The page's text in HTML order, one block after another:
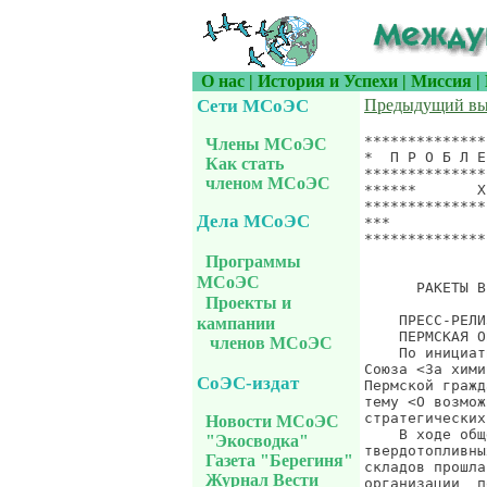
О нас | История и Успехи | Миссия |
Сети МСоЭС
Члены МСоЭС
Как стать
членом МСоЭС
Дела МСоЭС
Программы
МСоЭС
Проекты и
кампании
членов МСоЭС
СоЭС-издат
Новости МСоЭС
"Экосводка"
Газета "Берегиня"
Журнал Вести
Предыдущий
*******************************************************************
*  П Р О Б Л Е М Ы  Х И М И Ч Е С К О Й  Б Е З О П А С Н О С Т И  *
*******************************************************************
******       Х И М И Я * И * В О Й Н А       **********************
*******************************************************************
***                      Сообщение CHEM&WAR.488, 24 июля 2003 г. **
*******************************************************************
                                               Ракетное разоружение

      РАКЕТЫ В ПЕРМИ: КРУГЛЫЙ СТОЛ И ЕГО ОТОБРАЖЕНИЕ В ПРЕССЕ

    ПРЕСС-РЕЛИЗ ОРГАНИЗАТОРОВ
    ПЕРМСКАЯ ОБЩЕСТВЕННОСТЬ ТРЕБУЕТ ЯСНОСТИ ВОКРУГ УТИЛИЗАЦИИ РАКЕТ
    По инициативе общественных организаций - Пермского отделения
Союза <За химическую безопасность>, группы <Зеленая Эйкумена> и
Пермской гражданской палаты - 10 июля состоялся <круглый стол> на
тему <О возможности проведения референдума по ликвидации
стратегических твердотопливных ракет в Перми>.
    В ходе общего разговора стало ясно: первая стадия утилизации
твердотопливных ракет в Перми, а именно выбор площадки для строительства
складов прошла в обстановке полной секретности. Тогда как общественные
организации  получали на свои официальные запросы ответы о том, что до
начала каких-либо работ должна пойти тщательная экологическая экспертиза.
НПО <Искра> в лице генерального директора М.Соколовского вообще
опровергала информацию о своем участии в проекте утилизации. Буквально
до последнего времени тема публично нигде не обсуждалась.
    Однако газета <Пермские новости>, которая первой из всех СМИ
приподняла занавес молчания, уточняет: в утилизации участие принимают
завод <Машиностроитель>, НПО <Искра> и государственное предприятие
завод им.Кирова. В интервью газете директор <Машиностроителя> Владимир
Ломаев рассказал, что прошло испытание по утилизации одной ракеты на
закрытом стенде.
    Тем не менее у общественности и журналистов остается много вопросов.
В первую очередь, какую цену и чем придется заплатить жителям города:
здоровьем детей, нарушенной экологией? Каковы объемы